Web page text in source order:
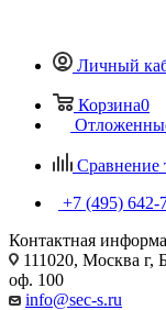
Личный
Корзина0
Сравнение
+7 (495) 642-
Контактная
111020, Москва г,
оф. 100
info@sec-s.ru